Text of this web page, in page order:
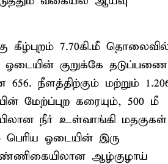
கீழ்புறம் 7.70கி.மீ
ஓடையின் குறுக்கே தடுப்பணை
நீளத்திற்கும் மற்றும்
மேற்ப்புற கரையும், 500 மீ
நீர் உள்வாங்கி மதகுகள்
ஓடையின் இரு
எண்ணிகையிலான ஆழ்குழாய்